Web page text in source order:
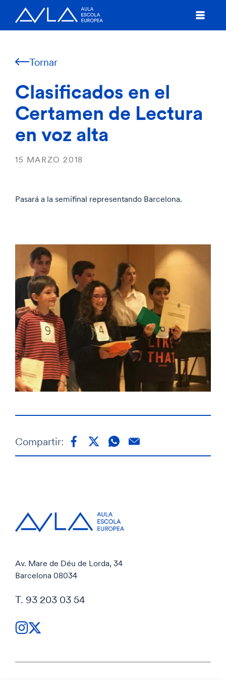
Tornar
Clasificados en el
Certamen de Lectura
en voz alta
15 MARZO 2018
Pasará a la semifinal representando Barcelona.
Compartir:
Av. Mare de Déu de Lorda, 34
Barcelona 08034
T. 93 203 03 54